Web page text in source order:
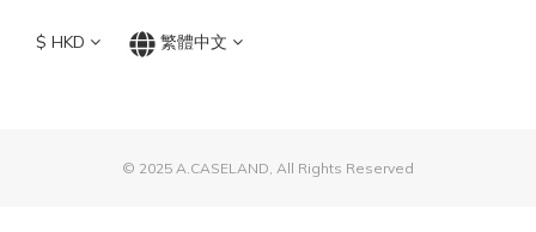
$ HKD 繁體中文
© 2025 A.CASELAND, All Rights Reserved